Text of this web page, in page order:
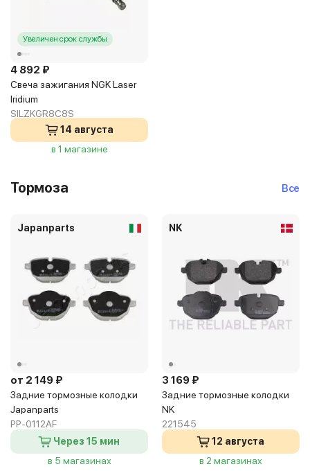
Увеличен срок службы
4 892 ₽
Свеча зажигания NGK Laser
Iridium
SILZKGR8C8S
14 августа
в 1 магазине
Тормоза Все
Japanparts
от 2 149 ₽
Задние тормозные колодки
Japanparts
PP-0112AF
Через 15 мин
в 5 магазинах
NK
3 169 ₽
Задние тормозные колодки
NK
221545
12 августа
в 2 магазинах